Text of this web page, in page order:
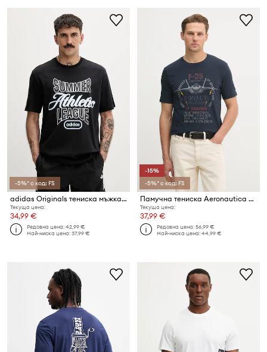
-5%* с код: FS
adidas Originals тениска мъжка от памук
Текуща цена:
34,99 €
Редовна цена:42,99 €
Най-ниска цена:37,99 €
-15%
-5%* с код: FS
Памучна тениска Aeronautica Militare
Текуща цена:
37,99 €
Редовна цена:56,99 €
Най-ниска цена:44,99 €